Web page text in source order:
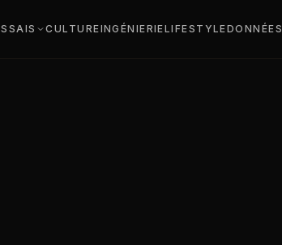
CULTUREINGÉNIERIELIFESTYLEDONNÉES